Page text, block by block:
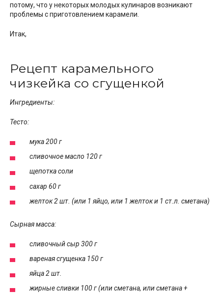
потому, что у некоторых молодых кулинаров возникают
проблемы с приготовлением карамели.
Итак,
Рецепт карамельного
чизкейка со сгущенкой
Ингредиенты:
Тесто:
мука 200 г
сливочное масло 120 г
щепотка соли
сахар 60 г
желток 2 шт. (или 1 яйцо, или 1 желток и 1 ст.л. сметана)
Сырная масса:
сливочный сыр 300 г
вареная сгущенка 150 г
яйца 2 шт.
жирные сливки 100 г (или сметана, или сметана +